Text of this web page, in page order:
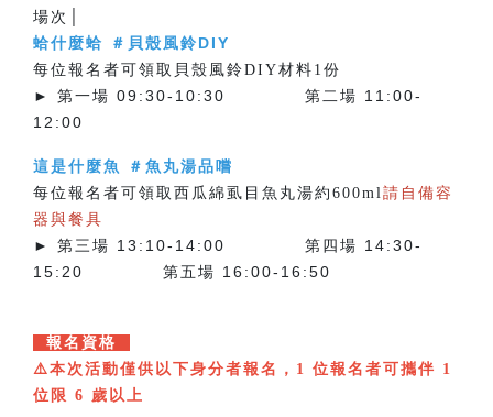
場次│
蛤什麼蛤 ＃貝殼風鈴DIY
每位報名者可領取貝殼風鈴DIY材料1份
► 第一場 09:30-10:30 第二場 11:00-
12:00
這是什麼魚 ＃魚丸湯品嚐
每位報名者可領取西瓜綿虱目魚丸湯約600ml請自備容
器與餐具
► 第三場 13:10-14:00 第四場 14:30-
15:20 第五場 16:00-16:50
報名資格
⚠️本次活動僅供以下身分者報名，1 位報名者可攜伴 1
位限 6 歲以上